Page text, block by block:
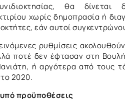
θα δίνεται
χωρίς δημοπρασία ή
εάν αυτοί
ρυθμίσεις
ποτέ δεν έφτασαν στη
ή αργότερα από τους
2020.
προϋποθέσεις